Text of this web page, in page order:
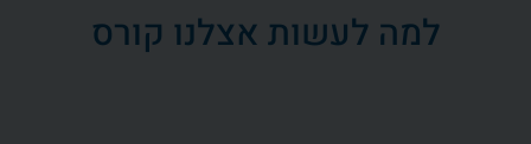
למה לעשות אצלנו קורס